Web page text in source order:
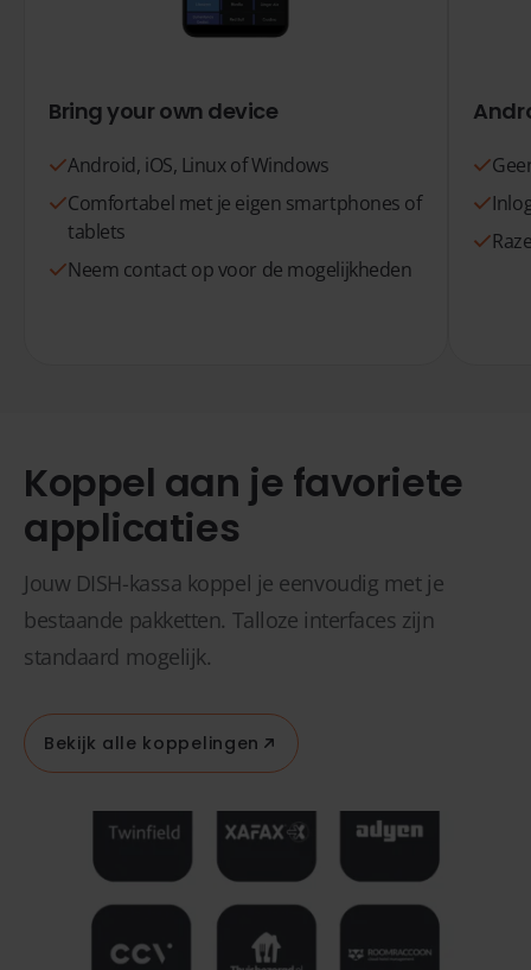
Bring your own device
Android, iOS, Linux of Windows
Comfortabel met je eigen smartphones of
tablets
Neem contact op voor de mogelijkheden
Koppel aan je favoriete
applicaties
Jouw DISH-kassa koppel je eenvoudig met je
bestaande pakketten. Talloze interfaces zijn
standaard mogelijk.
Bekijk alle koppelingen